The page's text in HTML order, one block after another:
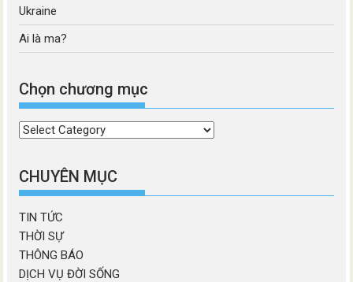
Ukraine
Ai là ma?
Chọn chương mục
Chọn
mục
CHUYÊN MỤC
TIN TỨC
THỜI SỰ
THÔNG BÁO
DỊCH VỤ ĐỜI SỐNG